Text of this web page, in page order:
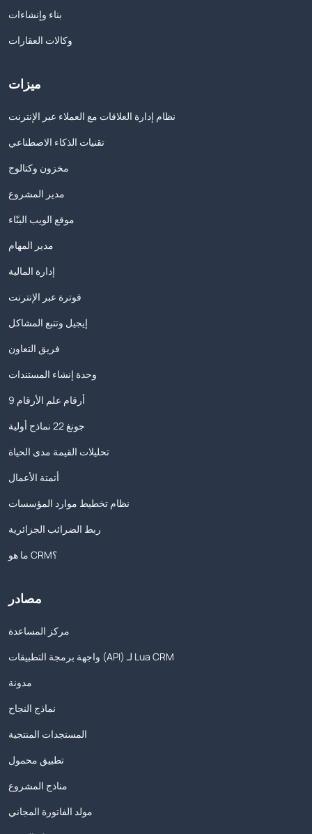
بناء وإنشاءات
وكالات العقارات
ميزات
نظام إدارة العلاقات مع العملاء عبر الإنترنت
تقنيات الذكاء الاصطناعي
مخزون وكتالوج
مدير المشروع
موقع الويب البنّاء
مدير المهام
إدارة المالية
فوترة عبر الإنترنت
إيجيل وتتبع المشاكل
فريق التعاون
وحدة إنشاء المستندات
9 أرقام علم الأرقام
جونغ 22 نماذج أولية
تحليلات القيمة مدى الحياة
أتمتة الأعمال
نظام تخطيط موارد المؤسسات
ربط الضرائب الجزائرية
ما هو CRM؟
مصادر
مركز المساعدة
واجهة برمجة التطبيقات (API) لـ Lua CRM
مدونة
نماذج النجاح
المستجدات المنتجية
تطبيق محمول
مناذج المشروع
مولد الفاتورة المجاني